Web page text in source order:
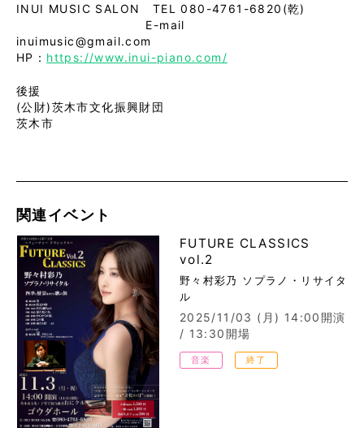
INUI MUSIC SALON TEL 080-4761-6820(乾)
E-mail
inuimusic@gmail.com
HP： https://www.inui-piano.com/
後援
(公財)茨木市文化振興財団
茨木市
関連イベント
FUTURE CLASSICS
vol.2
野々村彩乃 ソプラノ・リサイタ
ル
2025/11/03 (月) 14:00開演
/ 13:30開場
音楽 終了